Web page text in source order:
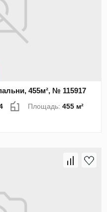
455м², № 115917
Площадь:455 м²